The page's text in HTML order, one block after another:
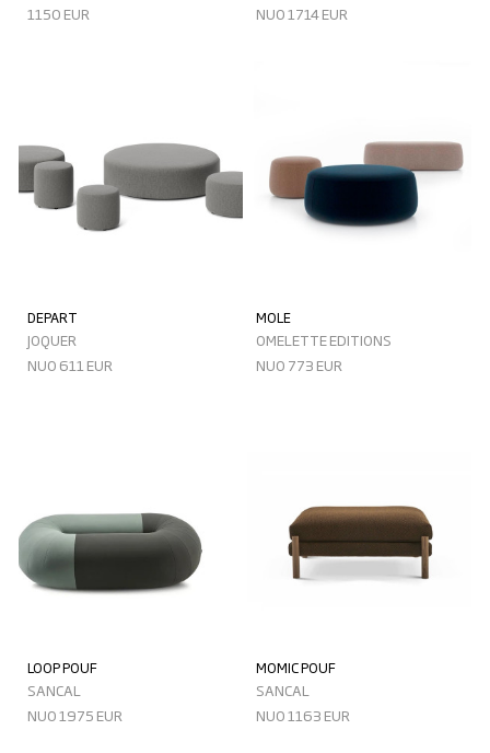
1150 EUR
NUO 1714 EUR
DEPART
JOQUER
NUO 611 EUR
MOLE
OMELETTE EDITIONS
NUO 773 EUR
LOOP POUF
SANCAL
NUO 1975 EUR
MOMIC POUF
SANCAL
NUO 1163 EUR